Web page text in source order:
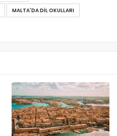
MALTA'DA DIL OKULLARI